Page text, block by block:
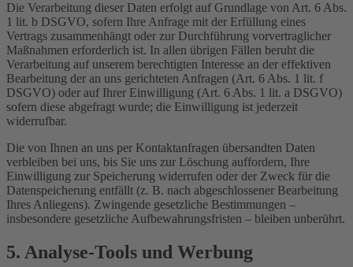
Die Verarbeitung dieser Daten erfolgt auf Grundlage von Art. 6 Abs.
1 lit. b DSGVO, sofern Ihre Anfrage mit der Erfüllung eines
Vertrags zusammenhängt oder zur Durchführung vorvertraglicher
Maßnahmen erforderlich ist. In allen übrigen Fällen beruht die
Verarbeitung auf unserem berechtigten Interesse an der effektiven
Bearbeitung der an uns gerichteten Anfragen (Art. 6 Abs. 1 lit. f
DSGVO) oder auf Ihrer Einwilligung (Art. 6 Abs. 1 lit. a DSGVO)
sofern diese abgefragt wurde; die Einwilligung ist jederzeit
widerrufbar.
Die von Ihnen an uns per Kontaktanfragen übersandten Daten
verbleiben bei uns, bis Sie uns zur Löschung auffordern, Ihre
Einwilligung zur Speicherung widerrufen oder der Zweck für die
Datenspeicherung entfällt (z. B. nach abgeschlossener Bearbeitung
Ihres Anliegens). Zwingende gesetzliche Bestimmungen –
insbesondere gesetzliche Aufbewahrungsfristen – bleiben unberührt.
5. Analyse-Tools und Werbung